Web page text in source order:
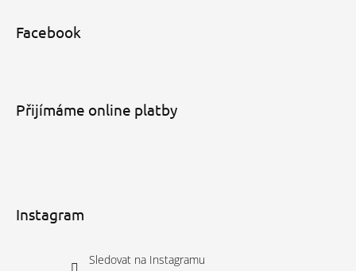
Facebook
Přijímáme online platby
Instagram
Sledovat na Instagramu